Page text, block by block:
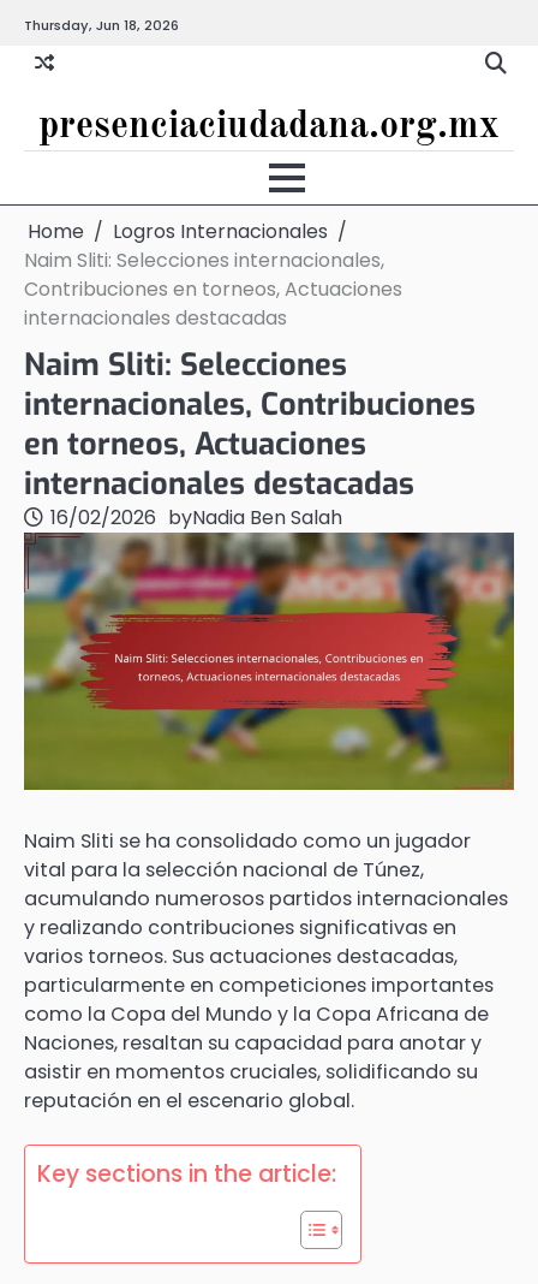
content
Thursday, Jun 18, 2026
presenciaciudadana.org.mx
Home
Logros Internacionales
Naim Sliti: Selecciones internacionales,
Contribuciones en torneos, Actuaciones
internacionales destacadas
Naim Sliti: Selecciones
internacionales, Contribuciones
en torneos, Actuaciones
internacionales destacadas
16/02/2026 byNadia Ben Salah
Naim Sliti se ha consolidado como un jugador
vital para la selección nacional de Túnez,
acumulando numerosos partidos internacionales
y realizando contribuciones significativas en
varios torneos. Sus actuaciones destacadas,
particularmente en competiciones importantes
como la Copa del Mundo y la Copa Africana de
Naciones, resaltan su capacidad para anotar y
asistir en momentos cruciales, solidificando su
reputación en el escenario global.
Key sections in the article: